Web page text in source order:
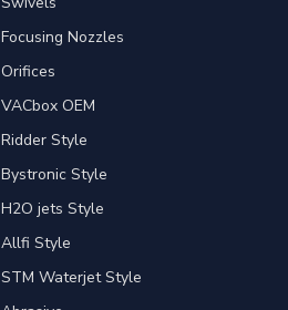
Focusing Nozzles
Orifices
VACbox OEM
Ridder Style
Bystronic Style
H2O jets Style
Allfi Style
STM Waterjet Style